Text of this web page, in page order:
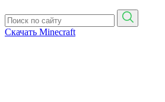
Скачать Minecraft